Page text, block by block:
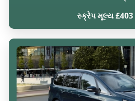
સ્ક્રેપ મૂલ્ય